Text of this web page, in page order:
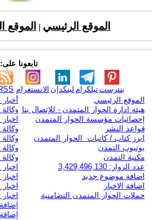
الموقع الرئيسي الموقع
تابعونا على:
الانستغرام لينكدإن تيلكرامبنترست
الموقع الرئيسي
هيئة ادارة الحوار المتمدن - للإتصال بنا
إحصائيات مؤسسة الحوار المتمدن
قواعد النشر
ابرز كتاب / كاتبات الحوار المتمدن
يوتيوب التمدن
مكتبة التمدن
عدد الزوار: 3,429,496,130
اضافة موضوع جديد
اضافة الاخبار
حملات الحوار المتمدن التضامنية
وكالة
وكالة
وكالة
وكالة
اخبار